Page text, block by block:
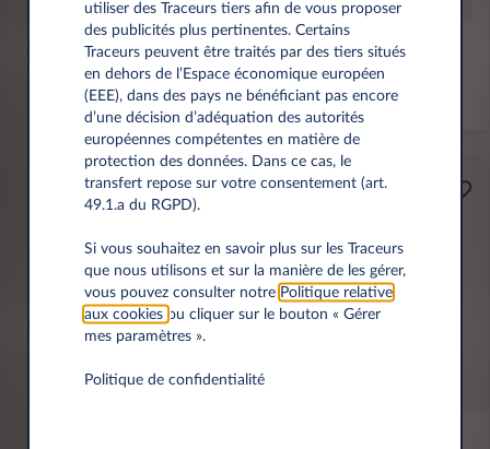
Offre spéciale
Prime éco de 6 000 € incl.
*km/an
Professionnels
189€
par mois (1)HT
APPORT
3.500 € HT
utiliser des Traceurs tiers afin de vous proposer
des publicités plus pertinentes. Certains
Traceurs peuvent être traités par des tiers situés
en dehors de l’Espace économique européen
(EEE), dans des pays ne bénéficiant pas encore
d’une décision d’adéquation des autorités
européennes compétentes en matière de
protection des données. Dans ce cas, le
transfert repose sur votre consentement (art.
49.1.a du RGPD).
Si vous souhaitez en savoir plus sur les Traceurs
que nous utilisons et sur la manière de les gérer,
vous pouvez consulter notre Politique relative
aux cookies ou cliquer sur le bouton « Gérer
mes paramètres ».
Politique de confidentialité